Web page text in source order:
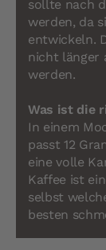
sollte nach
werden, da
entwickeln.
nicht länger
werden.
Was ist die
In einem
passt 12
eine volle
Kaffee ist
selbst
besten